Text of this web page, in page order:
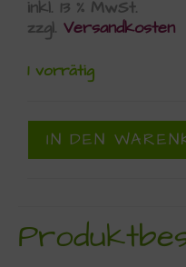
inkl. 13 % MwSt.
zzgl. Versandkosten
1 vorrätig
IN DEN